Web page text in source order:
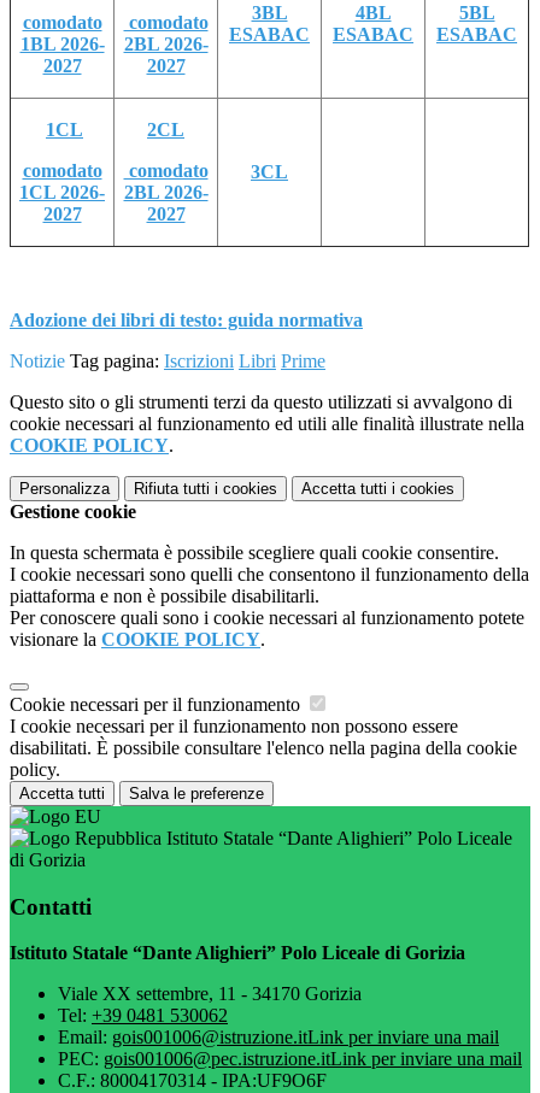
comodato
1BL 2026-
2027
comodato
2BL 2026-
2027
3BL
ESABAC
4BL
ESABAC
5BL
ESABAC
1CL
comodato
1CL 2026-
2027
2CL
comodato
2BL 2026-
2027
3CL
Adozione dei libri di testo: guida normativa
Notizie Tag pagina: Iscrizioni Libri Prime
Questo sito o gli strumenti terzi da questo utilizzati si avvalgono di
cookie necessari al funzionamento ed utili alle finalità illustrate nella
COOKIE POLICY.
Personalizza Rifiuta tutti i cookies Accetta tutti i cookies
Gestione cookie
In questa schermata è possibile scegliere quali cookie consentire.
I cookie necessari sono quelli che consentono il funzionamento della
piattaforma e non è possibile disabilitarli.
Per conoscere quali sono i cookie necessari al funzionamento potete
visionare la COOKIE POLICY.
Cookie necessari per il funzionamento
I cookie necessari per il funzionamento non possono essere
disabilitati. È possibile consultare l'elenco nella pagina della cookie
policy.
Accetta tutti Salva le preferenze
Istituto Statale “Dante Alighieri” Polo Liceale
di Gorizia
Contatti
Istituto Statale “Dante Alighieri” Polo Liceale di Gorizia
Viale XX settembre, 11 - 34170 Gorizia
Tel: +39 0481 530062
Email: gois001006@istruzione.itLink per inviare una mail
PEC: gois001006@pec.istruzione.itLink per inviare una mail
C.F.: 80004170314 - IPA:UF9O6F